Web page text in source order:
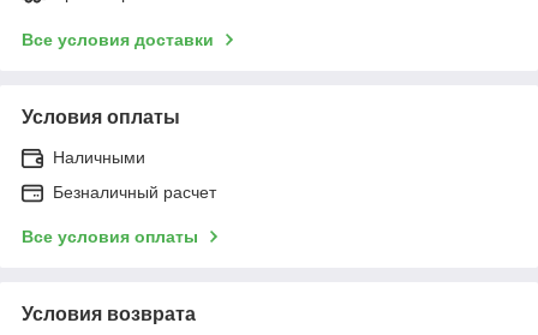
Все условия доставки
Условия оплаты
Наличными
Безналичный расчет
Все условия оплаты
Условия возврата